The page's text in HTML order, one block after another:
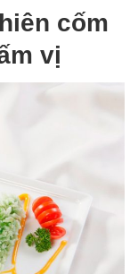
cốm
vị